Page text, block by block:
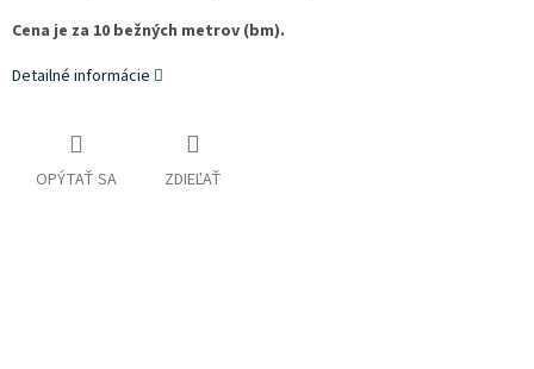
Cena je za 10 bežných metrov (bm).
Detailné informácie
OPÝTAŤ SA ZDIEĽAŤ